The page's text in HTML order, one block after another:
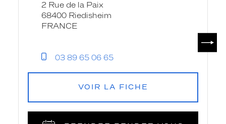
2 Rue de la Paix
68400 Riedisheim
FRANCE
03 89 65 06 65
VOIR LA FICHE